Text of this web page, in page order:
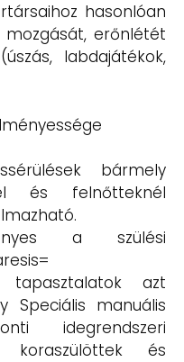
hasonlóan
erőnlétét
labdajátékok,
bármely
és felnőtteknél
a szülési
azt
Speciális manuális
idegrendszeri
koraszülöttek és